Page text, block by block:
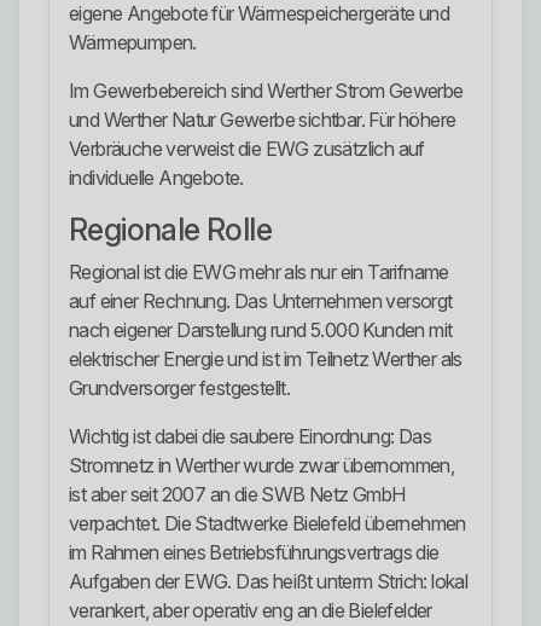
eigene Angebote für Wärmespeichergeräte und
Wärmepumpen.
Im Gewerbebereich sind Werther Strom Gewerbe
und Werther Natur Gewerbe sichtbar. Für höhere
Verbräuche verweist die EWG zusätzlich auf
individuelle Angebote.
Regionale Rolle
Regional ist die EWG mehr als nur ein Tarifname
auf einer Rechnung. Das Unternehmen versorgt
nach eigener Darstellung rund 5.000 Kunden mit
elektrischer Energie und ist im Teilnetz Werther als
Grundversorger festgestellt.
Wichtig ist dabei die saubere Einordnung: Das
Stromnetz in Werther wurde zwar übernommen,
ist aber seit 2007 an die SWB Netz GmbH
verpachtet. Die Stadtwerke Bielefeld übernehmen
im Rahmen eines Betriebsführungsvertrags die
Aufgaben der EWG. Das heißt unterm Strich: lokal
verankert, aber operativ eng an die Bielefelder